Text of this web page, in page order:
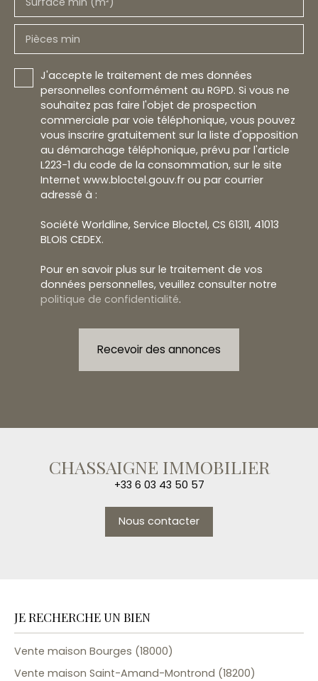
Pièces min
J'accepte le traitement de mes données
personnelles conformément au RGPD. Si vous ne
souhaitez pas faire l'objet de prospection
commerciale par voie téléphonique, vous pouvez
vous inscrire gratuitement sur la liste d'opposition
au démarchage téléphonique, prévu par l'article
L223-1 du code de la consommation, sur le site
Internet www.bloctel.gouv.fr ou par courrier
adressé à :
Société Worldline, Service Bloctel, CS 61311, 41013
BLOIS CEDEX.
Pour en savoir plus sur le traitement de vos
données personnelles, veuillez consulter notre
politique de confidentialité.
Recevoir des annonces
CHASSAIGNE IMMOBILIER
+33 6 03 43 50 57
Nous contacter
JE RECHERCHE UN BIEN
Vente maison Bourges (18000)
Vente maison Saint-Amand-Montrond (18200)